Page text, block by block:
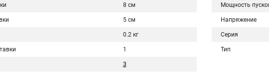
8 см
5 см
0.2 кг
1
3
Мощность
Напряжение
Серия
Тип